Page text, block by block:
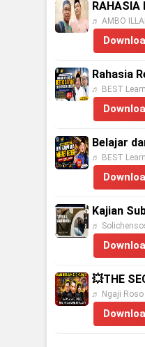
♬ AMBO
Rahasia
♬ BEST
Belajar
♬ BEST
Kajian
♬
💥THE
♬ Ngaji Roso